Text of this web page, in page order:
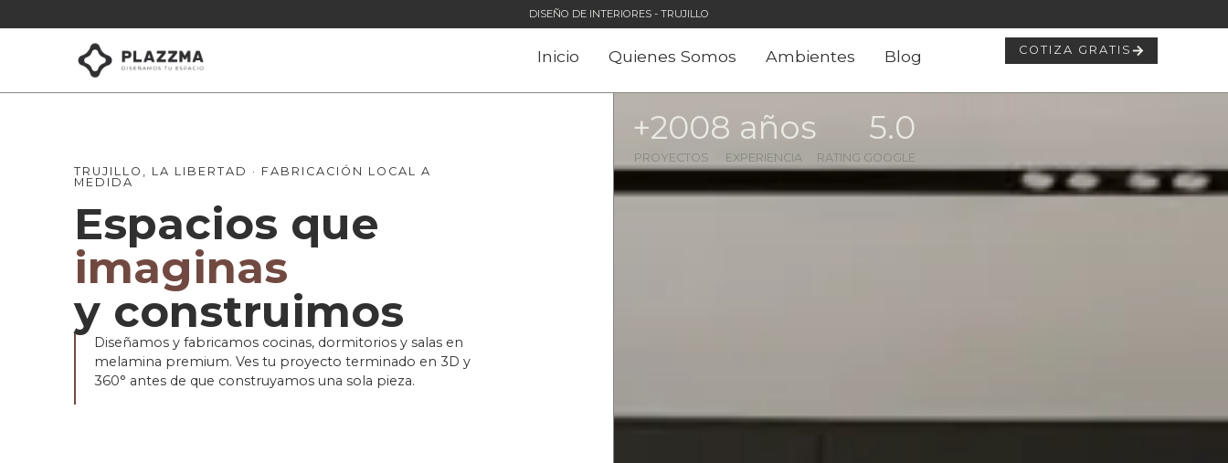
DISEÑO DE INTERIORES - TRUJILLO
Inicio Quienes Somos Ambientes Blog COTIZA GRATIS
TRUJILLO, LA LIBERTAD · FABRICACIÓN LOCAL A
MEDIDA
Espacios que
imaginas
y construimos
Diseñamos y fabricamos cocinas, dormitorios y salas en
melamina premium. Ves tu proyecto terminado en 3D y
360° antes de que construyamos una sola pieza.
PROYECTOS
+200
EXPERIENCIA
8 años
RATING GOOGLE
5.0